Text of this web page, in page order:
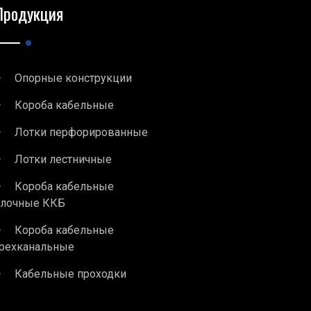
Опорные конструкции
Короба кабельные
Лотки перфорированные
Лотки лестничные
Короба кабельные
ККБ
Короба кабельные
Кабельные проходки